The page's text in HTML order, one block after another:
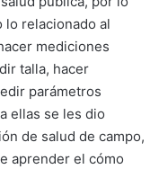
lo relacionado al
mediciones
talla, hacer
parámetros
ellas se les dio
de salud de campo,
aprender el cómo